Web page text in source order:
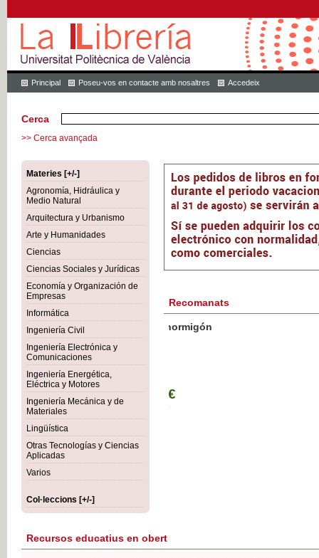
Principal Poseu-vos en contacte amb nosaltres Accedeix
Cerca
>> Cerca avançada
Materies [+/-]
Agronomía, Hidráulica y
Medio Natural
Arquitectura y Urbanismo
Arte y Humanidades
Ciencias
Ciencias Sociales y Jurídicas
Economía y Organización de
Empresas
Informática
Ingeniería Civil
Ingeniería Electrónica y
Comunicaciones
Ingeniería Energética,
Eléctrica y Motores
Ingeniería Mecánica y de
Materiales
Lingüística
Otras Tecnologías y Ciencias
Aplicadas
Varios
Col·leccions [+/-]
Recomanats
Botánica Agroalimentaria
Recursos educatius en obert